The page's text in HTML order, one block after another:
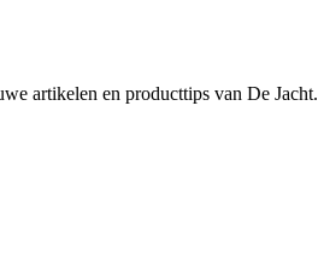
artikelen en producttips van De Jacht.